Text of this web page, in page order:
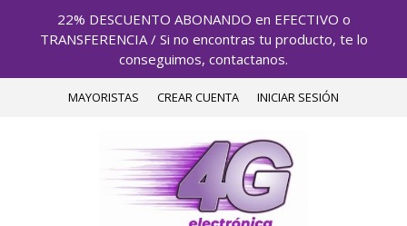
22% DESCUENTO ABONANDO en EFECTIVO o
TRANSFERENCIA / Si no encontras tu producto, te lo
conseguimos, contactanos.
MAYORISTAS CREAR CUENTA INICIAR SESIÓN